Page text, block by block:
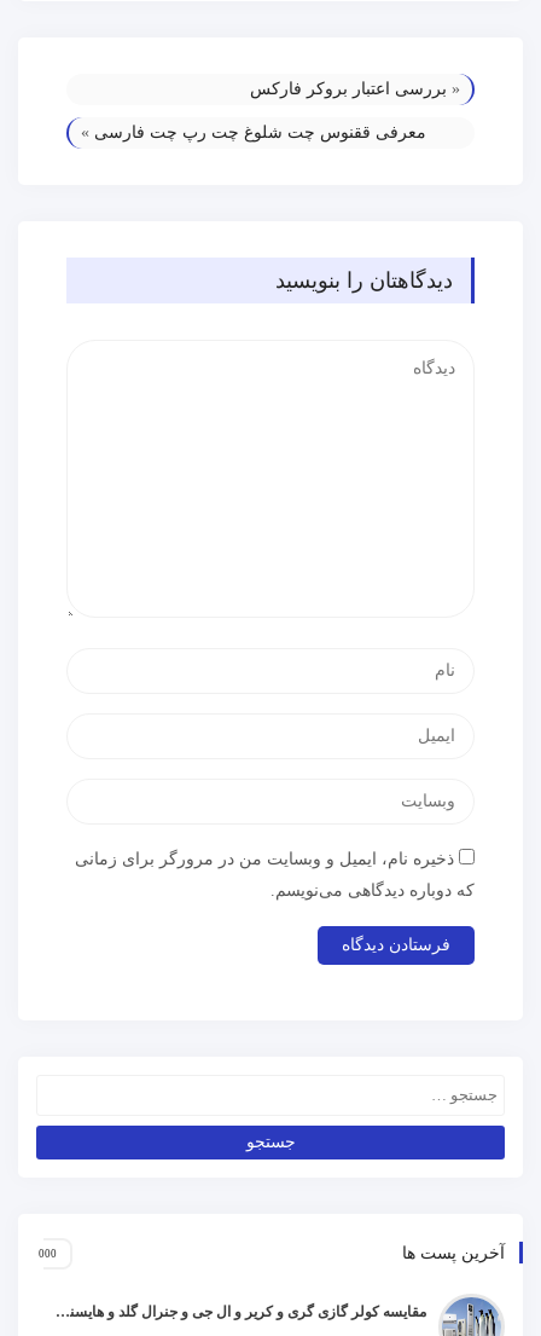
« بررسی اعتبار بروکر فارکس
معرفی ققنوس چت شلوغ چت رپ چت فارسی »
دیدگاهتان را بنویسید
ذخیره نام، ایمیل و وبسایت من در مرورگر برای زمانی
که دوباره دیدگاهی می‌نویسم.
آخرین پست ها
مقایسه کولر گازی گری و کریر و ال جی و جنرال گلد و هایسنس و مدیا و اجنرال